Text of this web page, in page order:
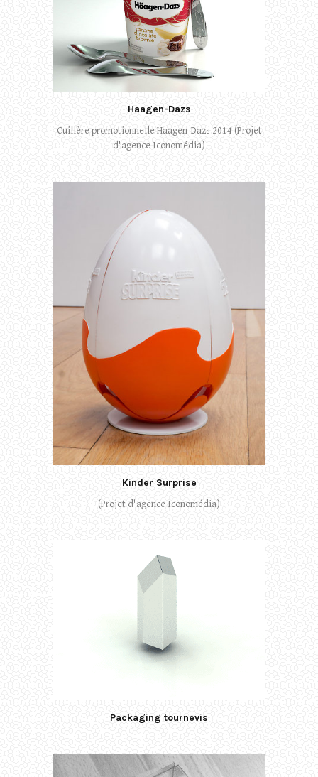
Haagen-Dazs
Cuillère promotionnelle Haagen-Dazs 2014 (Projet
d'agence Iconomédia)
Kinder Surprise
(Projet d'agence Iconomédia)
Packaging tournevis